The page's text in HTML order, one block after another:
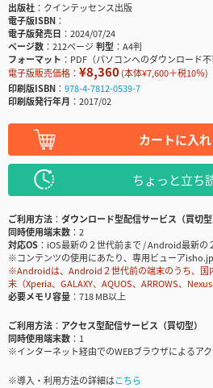
出版社
クインテッセンス出版
電子版ISBN
電子版発売日
2024/07/24
ページ数
212ページ判型
A4判
フォーマット
PDF（パソコンへのダウンロード不
電子版販売価格： ¥8,360(本体¥7,600＋税10％)
印刷版ISBN
978-4-7812-0539-7
印刷版発行年月
2017/02
カートに入れ
ちょっと立ち
ご利用方法
ダウンロード型配信サービス（買切型
同時使用端末数
2
対応OS
iOS最新の２世代前まで / Android最新の
※コンテンツの使用にあたり、専用ビューア
※Androidは、Android２世代前の端末のうち、国
末（Xperia、GALAXY、AQUOS、ARROWS、
必要メモリ容量
718 MB以上
ご利用方法
アクセス型配信サービス（買切型）
同時使用端末数
1
※インターネット経由でのWEBブラウザによるア
※導入・利用方法の詳細はこちら